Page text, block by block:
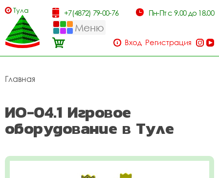
Тула +7(4872) 79-00-76 Пн-Пт с 9.00 до 18.00
Меню
Вход Регистрация
Главная
ИО-04.1 Игровое
оборудование в Туле